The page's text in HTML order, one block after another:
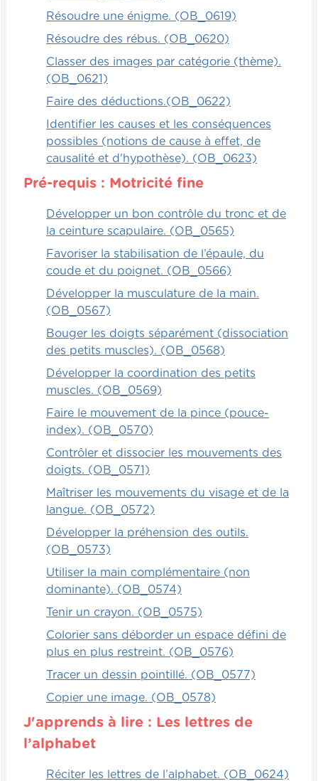
Résoudre une énigme. (OB_0619)
Résoudre des rébus. (OB_0620)
Classer des images par catégorie (thème).
(OB_0621)
Faire des déductions.(OB_0622)
Identifier les causes et les conséquences
possibles (notions de cause à effet, de
causalité et d'hypothèse). (OB_0623)
Pré-requis : Motricité fine
Développer un bon contrôle du tronc et de
la ceinture scapulaire. (OB_0565)
Favoriser la stabilisation de l’épaule, du
coude et du poignet. (OB_0566)
Développer la musculature de la main.
(OB_0567)
Bouger les doigts séparément (dissociation
des petits muscles). (OB_0568)
Développer la coordination des petits
muscles. (OB_0569)
Faire le mouvement de la pince (pouce-
index). (OB_0570)
Contrôler et dissocier les mouvements des
doigts. (OB_0571)
Maîtriser les mouvements du visage et de la
langue. (OB_0572)
Développer la préhension des outils.
(OB_0573)
Utiliser la main complémentaire (non
dominante). (OB_0574)
Tenir un crayon. (OB_0575)
Colorier sans déborder un espace défini de
plus en plus restreint. (OB_0576)
Tracer un dessin pointillé. (OB_0577)
Copier une image. (OB_0578)
J'apprends à lire : Les lettres de
l’alphabet
Réciter les lettres de l’alphabet. (OB_0624)